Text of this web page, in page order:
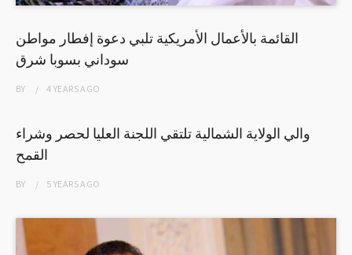
القائمة بالأعمال الأمريكية تلبي دعوة إفطار مواطن
سوداني بسوبا شرق
BY 4 YEARSAGO
والي الولاية الشمالية تلتقي اللجنة العليا لحصر وشراء
القمح
BY 5 YEARSAGO